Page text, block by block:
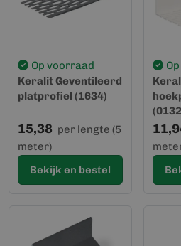
Op voorraad
Keralit Geventileerd
platprofiel (1634)
15,38 per lengte (5
meter)
Bekijk en bestel